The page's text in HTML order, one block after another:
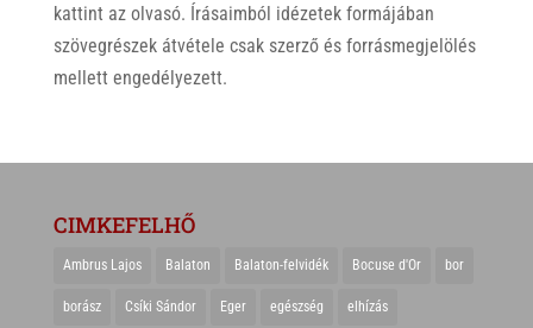
kattint az olvasó. Írásaimból idézetek formájában
szövegrészek átvétele csak szerző és forrásmegjelölés
mellett engedélyezett.
CIMKEFELHŐ
Ambrus Lajos Balaton Balaton-felvidék Bocuse d'Or bor
borász Csíki Sándor Eger egészség elhízás